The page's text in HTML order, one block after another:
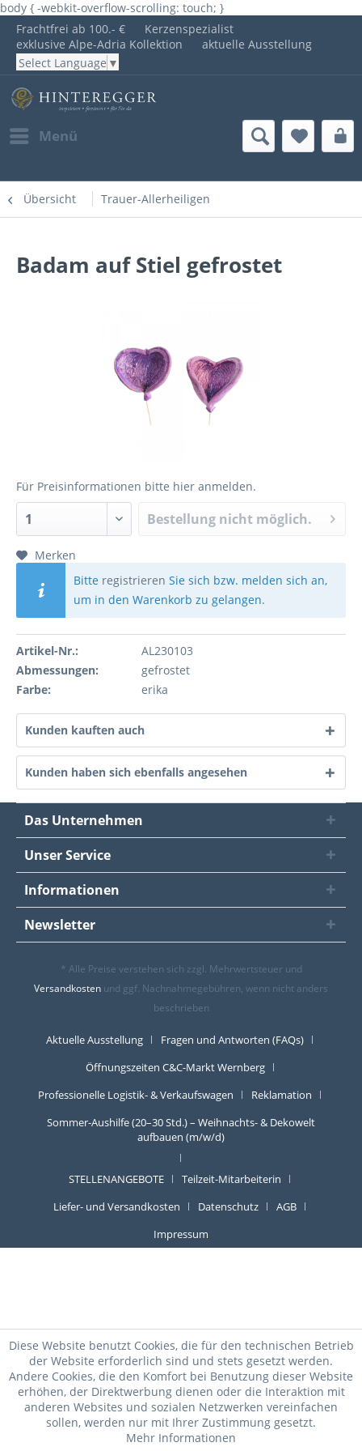
body { -webkit-overflow-scrolling: touch; }
Frachtfrei ab 100.- €
Kerzenspezialist
exklusive Alpe-Adria Kollektion
aktuelle Ausstellung
Select Language ▼
Menü
Übersicht Trauer-Allerheiligen
Badam auf Stiel gefrostet
Für Preisinformationen bitte hier anmelden.
Bestellung nicht möglich.
Merken
Bitte registrieren Sie sich bzw. melden sich an,
um in den Warenkorb zu gelangen.
Artikel-Nr.:
AL230103
Abmessungen:
gefrostet
Farbe:
erika
Kunden kauften auch
Kunden haben sich ebenfalls angesehen
Das Unternehmen
Unser Service
Informationen
Newsletter
* Alle Preise verstehen sich zzgl. Mehrwertsteuer und
Versandkosten und ggf. Nachnahmegebühren, wenn nicht anders
beschrieben
Aktuelle Ausstellung
Fragen und Antworten (FAQs)
Öffnungszeiten C&C-Markt Wernberg
Professionelle Logistik- & Verkaufswagen
Reklamation
Sommer-Aushilfe (20–30 Std.) – Weihnachts- & Dekowelt
aufbauen (m/w/d)
STELLENANGEBOTE
Teilzeit-Mitarbeiterin
Liefer- und Versandkosten
Datenschutz
AGB
Impressum
Diese Website benutzt Cookies, die für den technischen Betrieb
der Website erforderlich sind und stets gesetzt werden.
Andere Cookies, die den Komfort bei Benutzung dieser Website
erhöhen, der Direktwerbung dienen oder die Interaktion mit
anderen Websites und sozialen Netzwerken vereinfachen
sollen, werden nur mit Ihrer Zustimmung gesetzt.
Mehr Informationen